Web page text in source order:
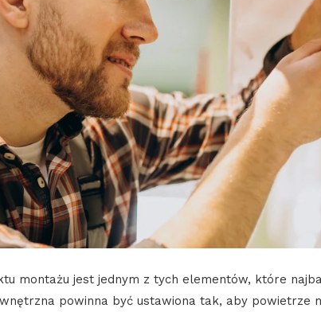
montażu jest jednym z tych elementów, które
powinna być ustawiona tak, aby powietrze